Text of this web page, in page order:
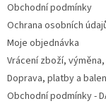
Obchodní podmínky
Ochrana osobních
Moje objednávka
Vrácení zboží,
Doprava, platby a
Obchodní podmínky -